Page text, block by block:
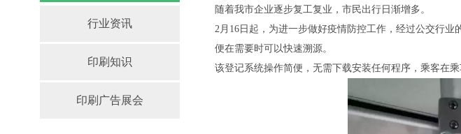
行业资讯
印刷知识
印刷广告展会
随着我市企业逐步复工复业，市民出行日渐增多。
2月16日起，为进一步做好疫情防控工作，经过公交行
便在需要时可以快速溯源。
该登记系统操作简便，无需下载安装任何程序，乘客在